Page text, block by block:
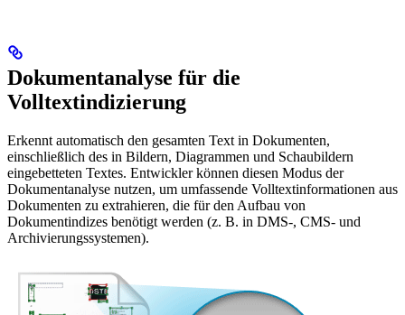
Dokumentanalyse für die
Volltextindizierung
Erkennt automatisch den gesamten Text in Dokumenten,
einschließlich des in Bildern, Diagrammen und Schaubildern
eingebetteten Textes. Entwickler können diesen Modus der
Dokumentanalyse nutzen, um umfassende Volltextinformationen aus
Dokumenten zu extrahieren, die für den Aufbau von
Dokumentindizes benötigt werden (z. B. in DMS-, CMS- und
Archivierungssystemen).